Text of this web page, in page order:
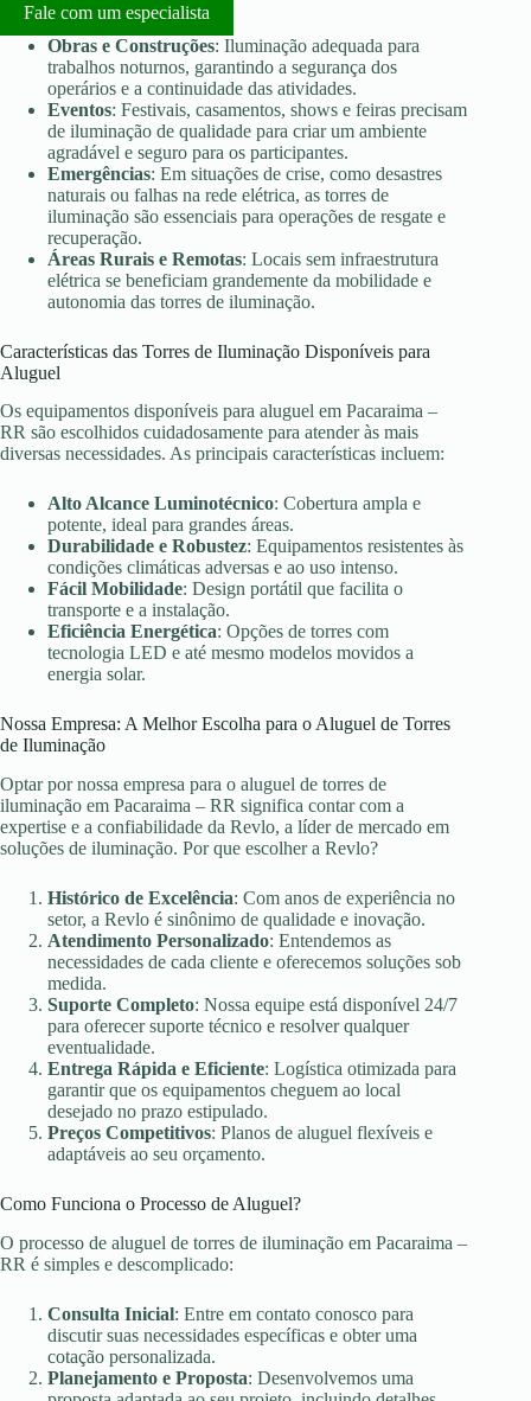
Fale com um especialista
Obras e Construções: Iluminação adequada para
trabalhos noturnos, garantindo a segurança dos
operários e a continuidade das atividades.
Eventos: Festivais, casamentos, shows e feiras precisam
de iluminação de qualidade para criar um ambiente
agradável e seguro para os participantes.
Emergências: Em situações de crise, como desastres
naturais ou falhas na rede elétrica, as torres de
iluminação são essenciais para operações de resgate e
recuperação.
Áreas Rurais e Remotas: Locais sem infraestrutura
elétrica se beneficiam grandemente da mobilidade e
autonomia das torres de iluminação.
Características das Torres de Iluminação Disponíveis para
Aluguel
Os equipamentos disponíveis para aluguel em Pacaraima –
RR são escolhidos cuidadosamente para atender às mais
diversas necessidades. As principais características incluem:
Alto Alcance Luminotécnico: Cobertura ampla e
potente, ideal para grandes áreas.
Durabilidade e Robustez: Equipamentos resistentes às
condições climáticas adversas e ao uso intenso.
Fácil Mobilidade: Design portátil que facilita o
transporte e a instalação.
Eficiência Energética: Opções de torres com
tecnologia LED e até mesmo modelos movidos a
energia solar.
Nossa Empresa: A Melhor Escolha para o Aluguel de Torres
de Iluminação
Optar por nossa empresa para o aluguel de torres de
iluminação em Pacaraima – RR significa contar com a
expertise e a confiabilidade da Revlo, a líder de mercado em
soluções de iluminação. Por que escolher a Revlo?
Histórico de Excelência: Com anos de experiência no
setor, a Revlo é sinônimo de qualidade e inovação.
Atendimento Personalizado: Entendemos as
necessidades de cada cliente e oferecemos soluções sob
medida.
Suporte Completo: Nossa equipe está disponível 24/7
para oferecer suporte técnico e resolver qualquer
eventualidade.
Entrega Rápida e Eficiente: Logística otimizada para
garantir que os equipamentos cheguem ao local
desejado no prazo estipulado.
Preços Competitivos: Planos de aluguel flexíveis e
adaptáveis ao seu orçamento.
Como Funciona o Processo de Aluguel?
O processo de aluguel de torres de iluminação em Pacaraima –
RR é simples e descomplicado:
Consulta Inicial: Entre em contato conosco para
discutir suas necessidades específicas e obter uma
cotação personalizada.
Planejamento e Proposta: Desenvolvemos uma